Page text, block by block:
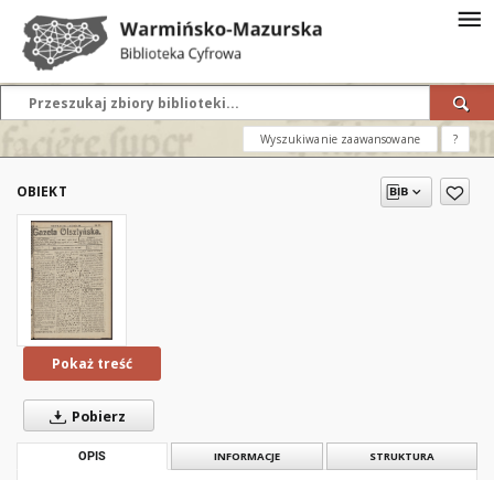
Wyszukiwanie zaawansowane ?
OBIEKT
Pokaż treść
Pobierz
OPIS INFORMACJE STRUKTURA